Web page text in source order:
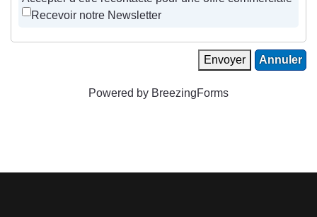
Recevoir notre Newsletter
Annuler
Envoyer
Powered by BreezingForms